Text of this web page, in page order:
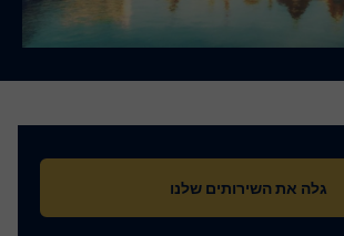
גלה את השירותים שלנו